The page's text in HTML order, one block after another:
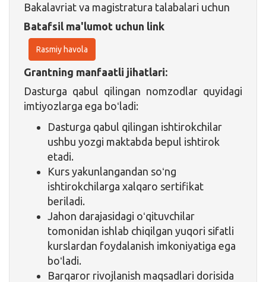
Bakalavriat va magistratura talabalari uchun
Batafsil ma'lumot uchun link
Rasmiy havola
Grantning manfaatli jihatlari:
Dasturga qabul qilingan nomzodlar quyidagi
imtiyozlarga ega boʻladi:
Dasturga qabul qilingan ishtirokchilar
ushbu yozgi maktabda bepul ishtirok
etadi.
Kurs yakunlangandan soʻng
ishtirokchilarga xalqaro sertifikat
beriladi.
Jahon darajasidagi oʻqituvchilar
tomonidan ishlab chiqilgan yuqori sifatli
kurslardan foydalanish imkoniyatiga ega
boʻladi.
Barqaror rivojlanish maqsadlari dorisida